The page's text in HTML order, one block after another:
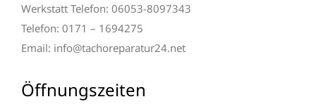
Werkstatt Telefon: 06053-8097343
Telefon: 0171 – 1694275
Email: info@tachoreparatur24.net
Öffnungszeiten